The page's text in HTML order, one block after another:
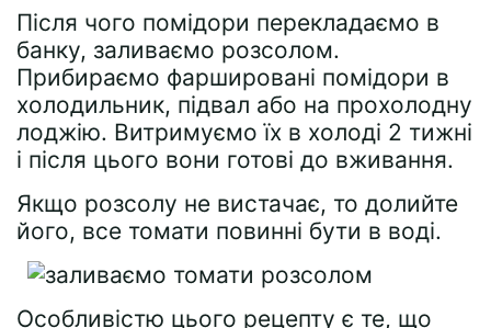
Після чого помідори перекладаємо в
банку, заливаємо розсолом.
Прибираємо фаршировані помідори в
холодильник, підвал або на прохолодну
лоджію. Витримуємо їх в холоді 2 тижні
і після цього вони готові до вживання.
Якщо розсолу не вистачає, то долийте
його, все томати повинні бути в воді.
Особливістю цього рецепту є те, що